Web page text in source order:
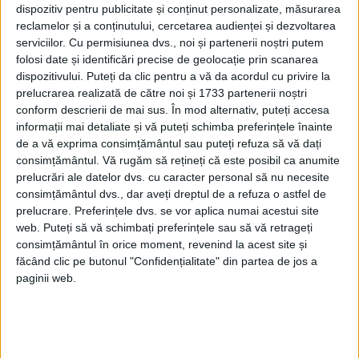
dispozitiv pentru publicitate și conținut personalizate, măsurarea
reclamelor și a conținutului, cercetarea audienței și dezvoltarea
serviciilor. Cu permisiunea dvs., noi și partenerii noștri putem
folosi date și identificări precise de geolocație prin scanarea
dispozitivului. Puteți da clic pentru a vă da acordul cu privire la
prelucrarea realizată de către noi și 1733 partenerii noștri
conform descrierii de mai sus. În mod alternativ, puteți accesa
informații mai detaliate și vă puteți schimba preferințele înainte
de a vă exprima consimțământul sau puteți refuza să vă dați
consimțământul. Vă rugăm să rețineți că este posibil ca anumite
prelucrări ale datelor dvs. cu caracter personal să nu necesite
consimțământul dvs., dar aveți dreptul de a refuza o astfel de
prelucrare. Preferințele dvs. se vor aplica numai acestui site
web. Puteți să vă schimbați preferințele sau să vă retrageți
consimțământul în orice moment, revenind la acest site și
făcând clic pe butonul "Confidențialitate" din partea de jos a
paginii web.
Read more